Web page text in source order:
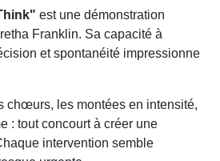
est une démonstration
Franklin. Sa capacité à
et spontanéité impressionne
chœurs, les montées en intensité,
: tout concourt à créer une
intervention semble